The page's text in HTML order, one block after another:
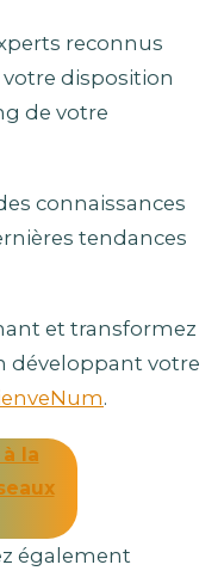
reconnus
disposition
de votre
connaissances
tendances
et transformez
développant votre
.
la
également